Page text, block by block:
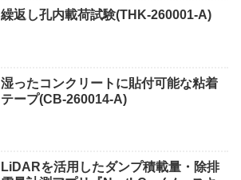
繰返し孔内載荷試験(THK-260001-A)
湿ったコンクリートに貼付可能な粘着
テープ(CB-260014-A)
LiDARを活用したダンプ積載量・除排